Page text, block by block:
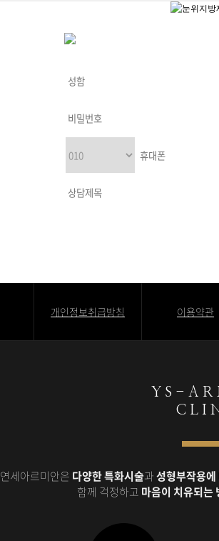
개인정보취급방침 이용약관
Y S - A R
C L I
연세아르미안은 다양한 특화시술과성형부작용
함께 걱정하고 마음이 치유되는